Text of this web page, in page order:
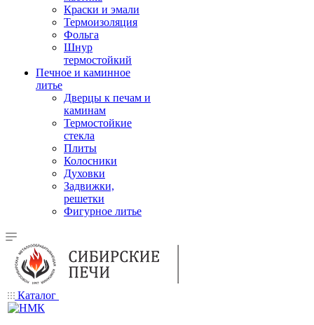
Краски и эмали
Термоизоляция
Фольга
Шнур
термостойкий
Печное и каминное
литье
Дверцы к печам и
каминам
Термостойкие
стекла
Плиты
Колосники
Духовки
Задвижки,
решетки
Фигурное литье
Каталог